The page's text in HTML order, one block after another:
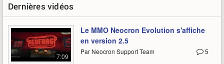
Dernières vidéos
7:09
Le MMO Neocron Evolution s'affiche
en version 2.5
5
Par Neocron Support Team